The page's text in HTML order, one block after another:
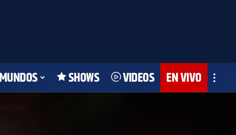
MUNDOS SHOWS VIDEOS EN VIVO